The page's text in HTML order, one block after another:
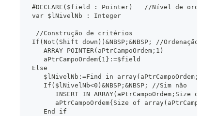
#DECLARE($field : Pointer)   //Nível de
var $lNivelNb : Integer
//Construção de critérios
If(Not(Shift down))&NBSP;&NBSP; //Ordenação
ARRAY POINTER(aPtrCampoOrdem;1)
aPtrCampoOrdem{1}:=$field
Else
$lNivelNb:=Find in
If($lNivelNb<0)&NBSP;&NBSP; //Sim não
INSERT IN ARRAY(aPtrCampoOrdem;Size of
aPtrCampoOrdem{Size of
End if